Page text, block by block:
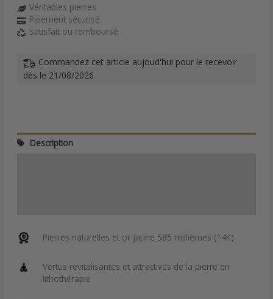
Véritables pierres
Paiement sécurisé
Satisfait ou remboursé
Commandez cet article aujoud'hui pour le recevoir
dès le 21/08/2026
Description
Pierres naturelles et or jaune 585 millièmes (14K)
Vertus revitalisantes et attractives de la pierre en
lithothérapie